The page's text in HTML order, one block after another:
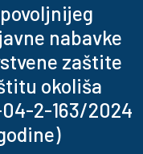
nabavke
zaštite
okoliša
2-163/2024